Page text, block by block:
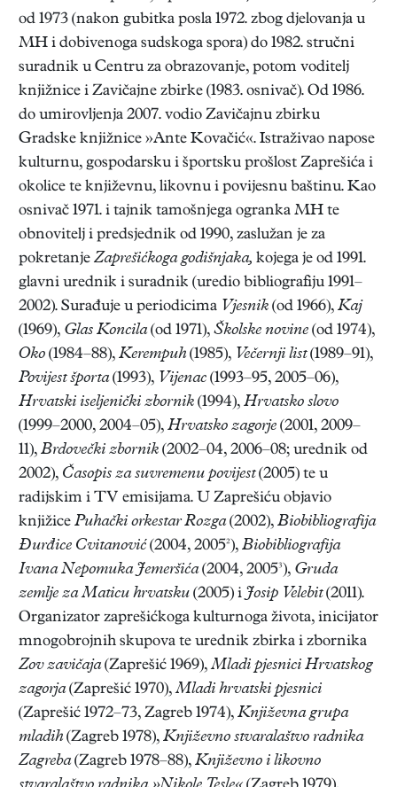
od 1973 (nakon gubitka posla 1972. zbog djelovanja u
MH i dobivenoga sudskoga spora) do 1982. stručni
suradnik u Centru za obrazovanje, potom voditelj
knjižnice i Zavičajne zbirke (1983. osnivač). Od 1986.
do umirovljenja 2007. vodio Zavičajnu zbirku
Gradske knjižnice »Ante Kovačić«. Istraživao napose
kulturnu, gospodarsku i športsku prošlost Zaprešića i
okolice te književnu, likovnu i povijesnu baštinu. Kao
osnivač 1971. i tajnik tamošnjega ogranka MH te
obnovitelj i predsjednik od 1990, zaslužan je za
pokretanje Zaprešićkoga godišnjaka, kojega je od 1991.
glavni urednik i suradnik (uredio bibliografiju 1991–
2002). Surađuje u periodicima Vjesnik (od 1966), Kaj
(1969), Glas Koncila(od 1971), Školske novine (od 1974),
Oko (1984–88), Kerempuh(1985), Večernji list(1989–91),
Povijest športa(1993), Vijenac (1993–95, 2005–06),
Hrvatski iseljenički zbornik (1994), Hrvatsko slovo
(1999–2000, 2004–05), Hrvatsko zagorje (2001, 2009–
11), Brdovečki zbornik (2002–04, 2006–08; urednik od
2002), Časopis za suvremenu povijest(2005) te u
radijskim i TV emisijama. U Zaprešiću objavio
knjižice Puhački orkestar Rozga(2002), Biobibliografija
Đurđice Cvitanović (2004, 2005²), Biobibliografija
Ivana Nepomuka Jemeršića(2004, 2005³), Gruda
zemlje za Maticu hrvatsku (2005) i Josip Velebit(2011).
Organizator zaprešićkoga kulturnoga života, inicijator
mnogobrojnih skupova te urednik zbirka i zbornika
Zov zavičaja(Zaprešić 1969),Mladi pjesnici Hrvatskog
zagorja(Zaprešić 1970),Mladi hrvatski pjesnici
(Zaprešić 1972–73, Zagreb 1974), Književna grupa
mladih(Zagreb 1978), Književno stvaralaštvo radnika
Zagreba(Zagreb 1978–88), Književno i likovno